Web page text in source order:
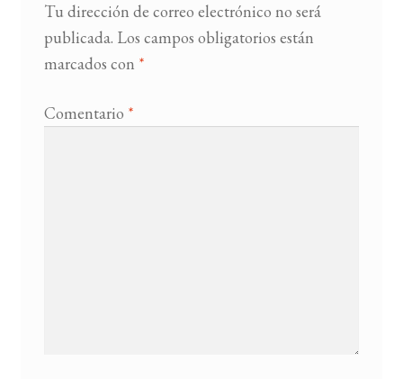
Tu dirección de correo electrónico no será
publicada. Los campos obligatorios están
marcados con *
Comentario *